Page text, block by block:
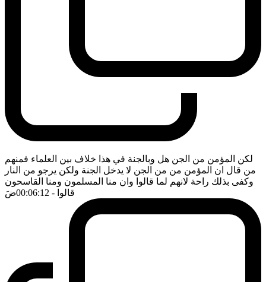
لكن المؤمن من الجن هل وبالجنة في هذا خلاف بين العلماء فمنهم
من قال ان المؤمن من من الجن لا يدخل الجنة ولكن يرجو من النار
وكفى بذلك راحة لانهم لما قالوا وان منا المسلمون ومنا القاسحون
قالوا - 00:06:12 ضَ